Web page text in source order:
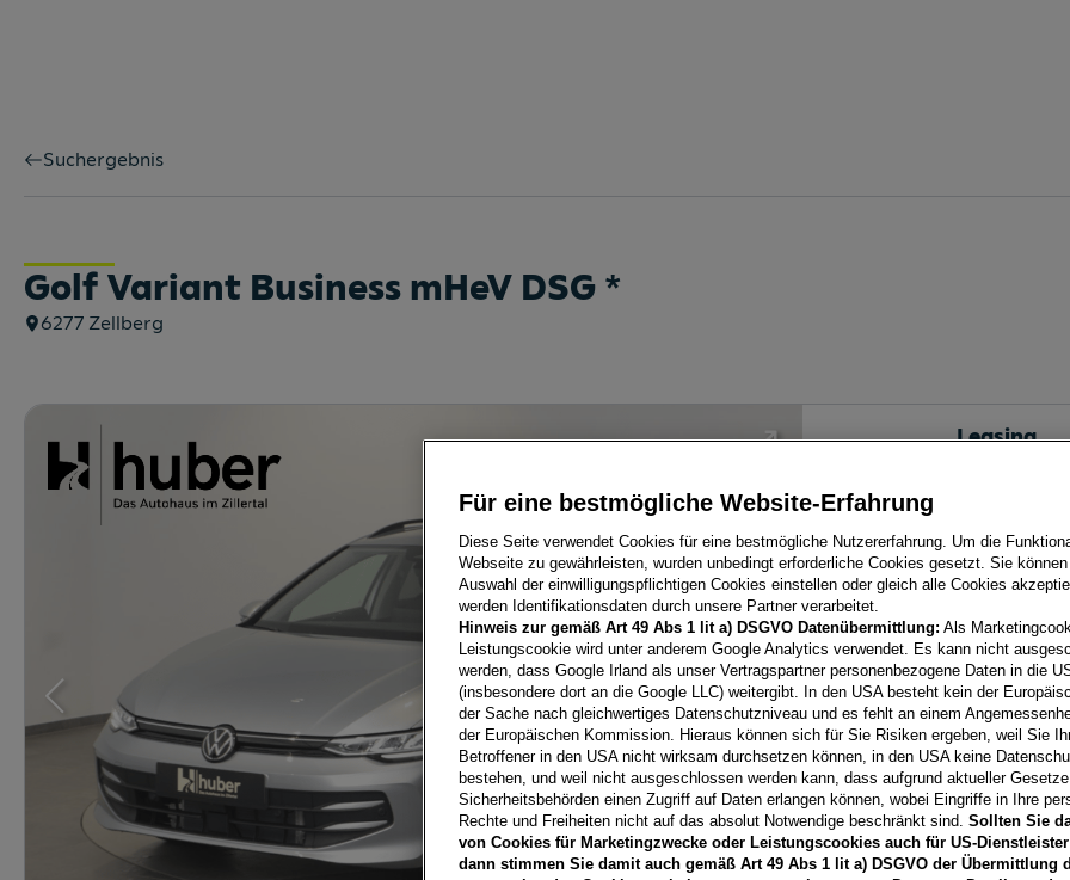
Suchergebnis
Golf Variant Business mHeV DSG *
6277 Zellberg
Leasing
Laufzeit
60 Monate
Händler
**Freibleibendes
Vertragsgebühr EUR
Gesamtleasingbetrag EUR
variabel, Effektivzinssatz
Verkaufsberater freut sich
Für eine bestmögliche Website-Erfahrung
Diese Seite verwendet Cookies für eine bestmögliche Nutzererfahrung. Um die
Webseite zu gewährleisten, wurden unbedingt erforderliche Cookies gesetzt. Sie
Auswahl der einwilligungspflichtigen Cookies einstellen oder gleich alle Cookies
werden Identifikationsdaten durch unsere Partner verarbeitet.
Hinweis zur gemäß Art 49 Abs 1 lit a) DSGVO Datenübermittlung: Als
Leistungscookie wird unter anderem Google Analytics verwendet. Es kann nicht
werden, dass Google Irland als unser Vertragspartner personenbezogene Daten in die
(insbesondere dort an die Google LLC) weitergibt. In den USA besteht kein der
der Sache nach gleichwertiges Datenschutzniveau und es fehlt an einem
der Europäischen Kommission. Hieraus können sich für Sie Risiken ergeben, weil Sie
Betroffener in den USA nicht wirksam durchsetzen können, in den USA keine
bestehen, und weil nicht ausgeschlossen werden kann, dass aufgrund aktueller
Sicherheitsbehörden einen Zugriff auf Daten erlangen können, wobei Eingriffe in Ihre
Rechte und Freiheiten nicht auf das absolut Notwendige beschränkt sind. Sollten Sie
von Cookies für Marketingzwecke oder Leistungscookies auch für US-
dann stimmen Sie damit auch gemäß Art 49 Abs 1 lit a) DSGVO der Übermittlung